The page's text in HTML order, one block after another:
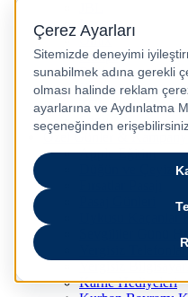
Lenovo
Omix
Philips
Realme
Xiaomi
TCL
Sony
Özel Günler &
Apple Eğitim
Düğün ve Çeyiz
Vergisiz Telefonlar
Karne Hediyeleri